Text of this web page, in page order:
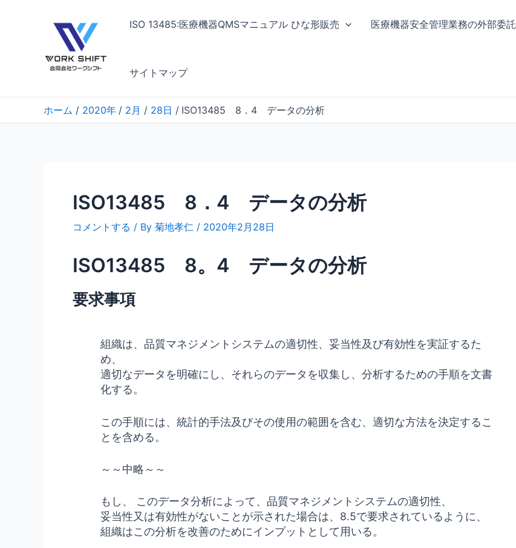
ISO 13485:医療機器QMSマニュアル ひな形販売 医療機器安全管理業務の外部委託
サイトマップ
ホーム 2020年 2月 28日 ISO13485 8．4 データの分析
ISO13485 8．4 データの分析
コメントする / By 菊地孝仁 / 2020年2月28日
ISO13485 8。4 データの分析
要求事項
組織は、品質マネジメントシステムの適切性、妥当性及び有効性を実証するた
め、
適切なデータを明確にし、それらのデータを収集し、分析するための手順を文書
化する。
この手順には、統計的手法及びその使用の範囲を含む、適切な方法を決定するこ
とを含める。
～～中略～～
もし、 このデータ分析によって、品質マネジメントシステムの適切性、
妥当性又は有効性がないことが示された場合は、8.5で要求されているように、
組織はこの分析を改善のためにインプットとして用いる。